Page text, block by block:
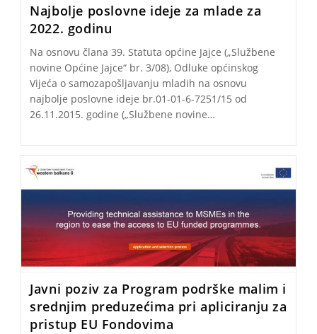
Najbolje poslovne ideje za mlade za
2022. godinu
Na osnovu člana 39. Statuta općine Jajce („Službene
novine Općine Jajce“ br. 3/08), Odluke općinskog
Vijeća o samozapošljavanju mladih na osnovu
najbolje poslovne ideje br.01-01-6-7251/15 od
26.11.2015. godine („Službene novine…
Javni poziv za Program podrške malim i
srednjim preduzećima pri apliciranju za
pristup EU Fondovima